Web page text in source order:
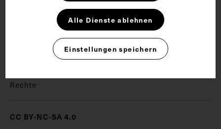
Hochschullehrer
Innere Medizin
Pathologie
Rechte
CC BY-NC-SA 4.0
Alle Dienste ablehnen
Einstellungen speichern